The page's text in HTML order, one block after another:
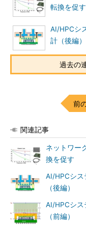
転換を促す
AI/HPCシ
計（後編）
過去の
前
関連記事
ネットワー
換を促す
AI/HPCシス
（後編）
AI/HPCシス
（前編）